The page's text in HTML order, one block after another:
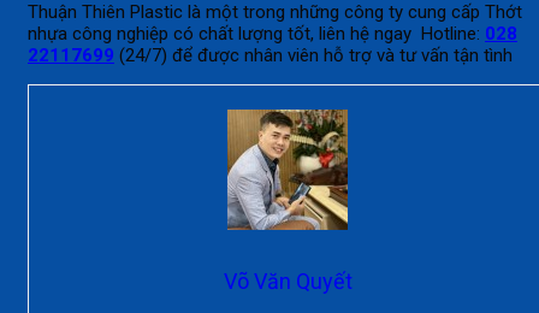
Thuận Thiên Plastic là một trong những công ty cung cấp Thớt
nhựa công nghiệp có chất lượng tốt, liên hệ ngay Hotline: 028
22117699 (24/7) để được nhân viên hỗ trợ và tư vấn tận tình
Võ Văn Quyết